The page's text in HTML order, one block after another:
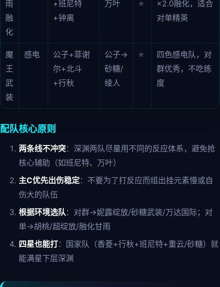
雨
融
化
+班尼特
+钟离
万叶 ⭐
×2.0融化，适合
对单精英
魔
王
武
装
感电
公子+菲谢
尔+北斗
+行秋
公子→
砂糖/
绫人
⭐
四色感电队，对
群优秀，不吃练
度
配队核心原则
两条线不冲突：深渊两队尽量用不同的反应体系，避免抢
核心辅助（如班尼特、万叶）
主C优先出伤稳定：不要为了打反应而组出挂元素慢或自
伤大的队伍
根据环境选队：对群→妮露绽放/砂糖武装/万达国际；对
单→胡桃/超绽放/融化甘雨
四星也能打：国家队（香菱+行秋+班尼特+重云/砂糖）就
能满星下层深渊